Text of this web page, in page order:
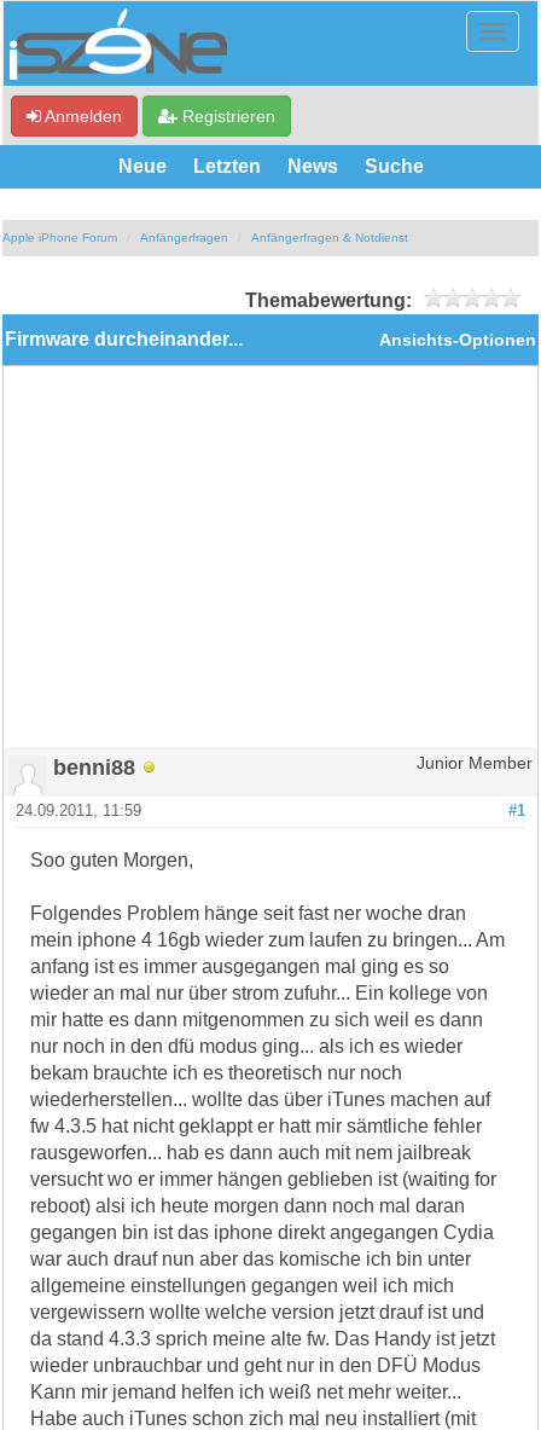
Anmelden Registrieren
Neue Letzten News Suche
Apple iPhone Forum Anfängerfragen Anfängerfragen & Notdienst
Themabewertung:
Ansichts-Optionen
Firmware durcheinander...
benni88 Junior Member
#1
24.09.2011, 11:59
Soo guten Morgen,
Folgendes Problem hänge seit fast ner woche dran
mein iphone 4 16gb wieder zum laufen zu bringen... Am
anfang ist es immer ausgegangen mal ging es so
wieder an mal nur über strom zufuhr... Ein kollege von
mir hatte es dann mitgenommen zu sich weil es dann
nur noch in den dfü modus ging... als ich es wieder
bekam brauchte ich es theoretisch nur noch
wiederherstellen... wollte das über iTunes machen auf
fw 4.3.5 hat nicht geklappt er hatt mir sämtliche fehler
rausgeworfen... hab es dann auch mit nem jailbreak
versucht wo er immer hängen geblieben ist (waiting for
reboot) alsi ich heute morgen dann noch mal daran
gegangen bin ist das iphone direkt angegangen Cydia
war auch drauf nun aber das komische ich bin unter
allgemeine einstellungen gegangen weil ich mich
vergewissern wollte welche version jetzt drauf ist und
da stand 4.3.3 sprich meine alte fw. Das Handy ist jetzt
wieder unbrauchbar und geht nur in den DFÜ Modus
Kann mir jemand helfen ich weiß net mehr weiter...
Habe auch iTunes schon zich mal neu installiert (mit